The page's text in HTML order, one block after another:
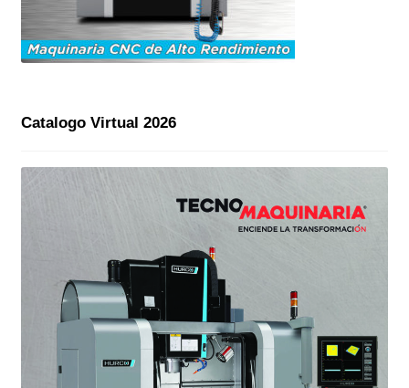
Catalogo Virtual 2026